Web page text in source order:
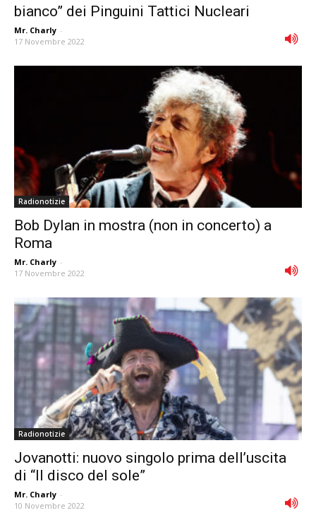
bianco” dei Pinguini Tattici Nucleari
Mr. Charly -
17 Novembre 2022
Radionotizie
Bob Dylan in mostra (non in concerto) a
Roma
Mr. Charly -
17 Novembre 2022
Radionotizie
Jovanotti: nuovo singolo prima dell’uscita
di “Il disco del sole”
Mr. Charly -
10 Novembre 2022